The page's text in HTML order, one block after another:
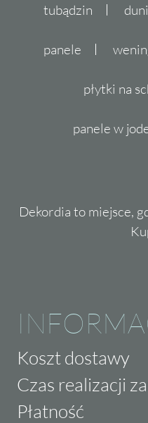
tubądzin
panele
płytki na
panele w
Dekordia to miejsce,
Koszt dostawy
Czas realizacji
Płatność